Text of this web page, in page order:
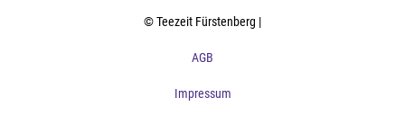
© Teezeit Fürstenberg |
AGB
Impressum